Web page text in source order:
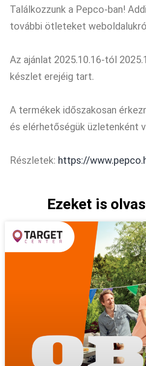
Találkozzunk a Pepco-ban!
további ötleteket
Az ajánlat 2025.10.16-tól
készlet erejéig tart.
A termékek időszakosan
és elérhetőségük üzletenként
Részletek: https://
Ezeket is